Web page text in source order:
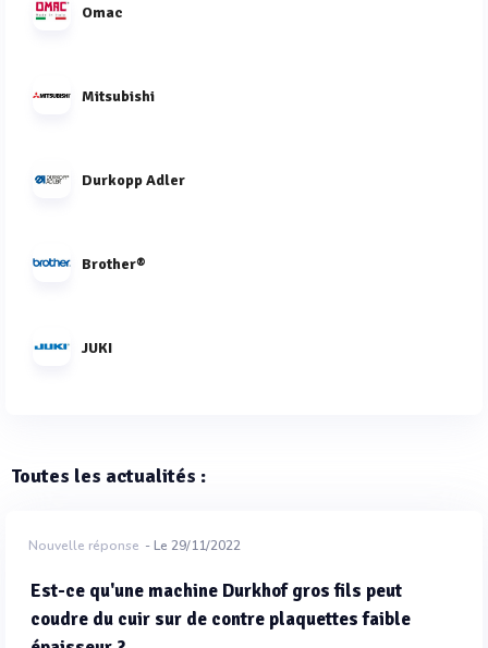
Omac
Mitsubishi
Durkopp Adler
Brother®
JUKI
Toutes les actualités :
Nouvelle réponse - Le 29/11/2022
Est-ce qu'une machine Durkhof gros fils peut
coudre du cuir sur de contre plaquettes faible